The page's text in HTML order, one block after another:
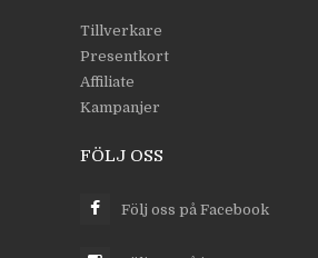
Tillverkare
Presentkort
Affiliate
Kampanjer
FÖLJ OSS
Följ oss på Facebook